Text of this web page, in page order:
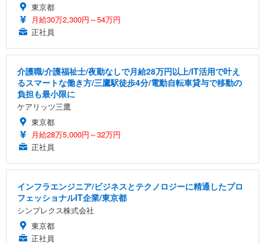
東京都
月給30万2,300円～54万円
正社員
介護職/介護福祉士/夜勤なしで月給28万円以上/IT活用で叶え
るスマートな働き方/三鷹駅徒歩4分/電動自転車貸与で移動の
負担も最小限に
ケアリッツ三鷹
東京都
月給28万5,000円～32万円
正社員
インフラエンジニア/ビジネスとテクノロジーに精通したプロ
フェッショナルIT企業/東京都
シンプレクス株式会社
東京都
正社員